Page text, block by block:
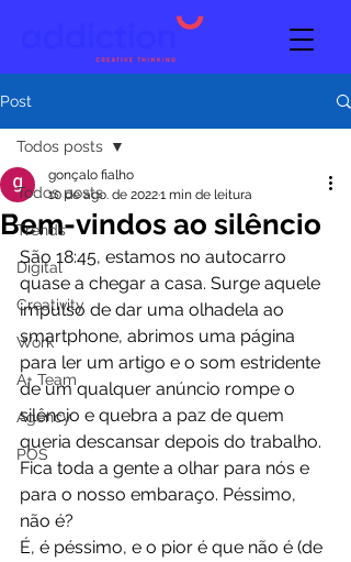
Post
Todos posts
Trends
Digital
Creativity
Work
A+ Team
Agency
POS
Todos posts
Bem-vindos ao silêncio
gonçalo fialho
10 de ago. de 20221 min de leitura
São 18:45, estamos no autocarro
quase a chegar a casa. Surge aquele
impulso de dar uma olhadela ao
smartphone, abrimos uma página
para ler um artigo e o som estridente
de um qualquer anúncio rompe o
silêncio e quebra a paz de quem
queria descansar depois do trabalho.
Fica toda a gente a olhar para nós e
para o nosso embaraço. Péssimo,
não é?
É, é péssimo, e o pior é que não é (de